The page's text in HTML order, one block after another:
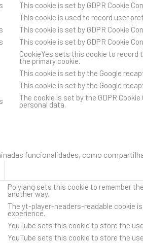
This cookie is set by GDPR Cookie
This cookie is used to record user
This cookie is set by GDPR Cookie
This cookie is set by GDPR Cookie
CookieYes sets this cookie to
the primary cookie.
This cookie is set by the Google
This cookie is set by the Google
The cookie is set by the GDPR
personal data.
funcionalidades, como
Polylang sets this cookie to remember
another way.
The yt-player-headers-readable cookie
experience.
YouTube sets this cookie to store the
YouTube sets this cookie to store the